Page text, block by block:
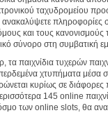
ταχυδρομείου
πληροφορίες
και τους κανονισμούς
σύνορο στη συμβατική
τα παιχνίδια τυχερών
χτυπήματα μέσα
κυρίως σε
145 online
των online slots, θα